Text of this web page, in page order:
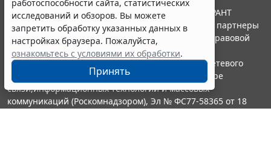
работоспособности сайта, статистических
исследований и обзоров. Вы можете
запретить обработку указанных данных в
настройках браузера. Пожалуйста,
ознакомьтесь с условиями их обработки.
Принять
© ООО "НПП "ГАРАНТ-СЕРВИС", 2026. Система ГАРАНТ
выпускается с 1990 года. Компания "Гарант" и ее партнеры
являются участниками Российской ассоциации правовой
информации ГАРАНТ.
Портал ГАРАНТ.РУ зарегистрирован в качестве сетевого
издания Федеральной службой по надзору в сфере
связи,информационных технологий и массовых
коммуникаций (Роскомнадзором), Эл № ФС77-58365 от 18